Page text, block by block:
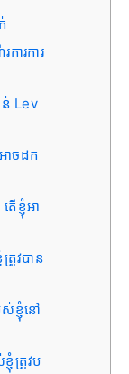
ារការ
ន់ Lev
ាចដក
ើខ្ញុំអា
រូវបាន
ខ្ញុំនៅ
ញុំត្រូវប